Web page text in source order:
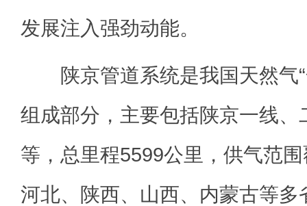
发展注入强劲动能。
陕京管道系统是我国天然气“
组成部分，主要包括陕京一线、
等，总里程5599公里，供气范
河北、陕西、山西、内蒙古等多